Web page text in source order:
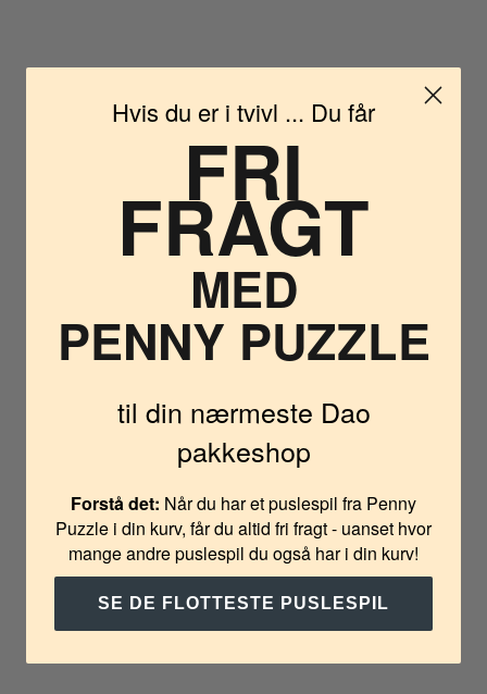
Hvis du er i tvivl ... Du får
FRI
FRAGT
MED
PENNY PUZZLE
til din nærmeste Dao
pakkeshop
Forstå det: Når du har et puslespil fra Penny
Puzzle i din kurv, får du altid fri fragt - uanset hvor
mange andre puslespil du også har i din kurv!
SE DE FLOTTESTE PUSLESPIL